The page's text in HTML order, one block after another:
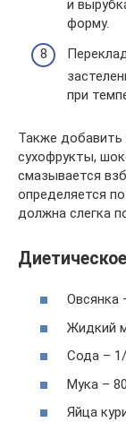
и
форму.
при
Также
сухофрукты,
смазывается
определяется
должна слегка
Овсянка
Жидкий
Сода –
Мука –
Яйца